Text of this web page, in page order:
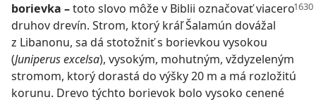
borievka –toto slovo môže v Biblii označovať viacero
druhov drevín. Strom, ktorý kráľ Šalamún dovážal
z Libanonu, sa dá stotožniť s borievkou vysokou
(Juniperus excelsa), vysokým, mohutným, vždyzeleným
stromom, ktorý dorastá do výšky 20 m a má rozložitú
korunu. Drevo týchto borievok bolo vysoko cenené